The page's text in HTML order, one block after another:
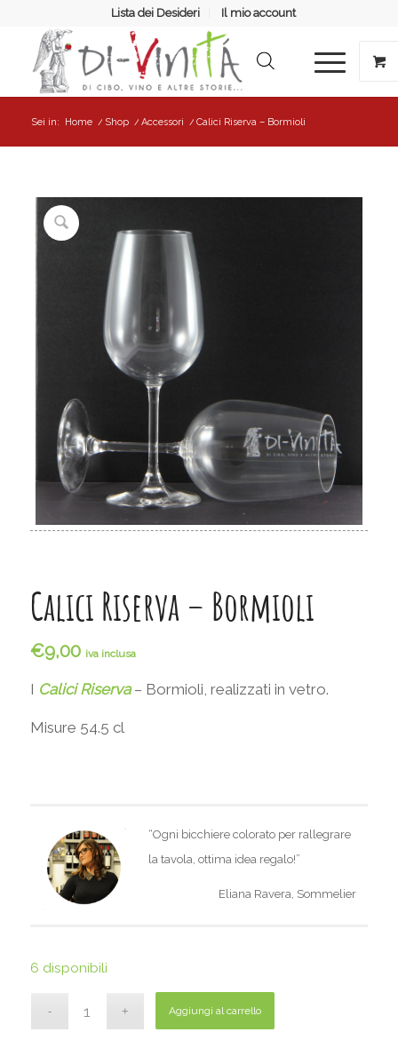
Lista dei Desideri Il mio account
Sei in: Home / Shop / Accessori / Calici Riserva – Bormioli
Calici Riserva – Bormioli
€9,00 iva inclusa
I Calici Riserva– Bormioli, realizzati in vetro.
Misure 54.5 cl
“Ogni bicchiere colorato per rallegrare
la tavola, ottima idea regalo!”
Eliana Ravera, Sommelier
6 disponibili
Aggiungi al carrello